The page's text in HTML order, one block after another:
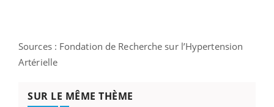
Sources : Fondation de Recherche sur l’Hypertension
Artérielle
SUR LE MÊME THÈME